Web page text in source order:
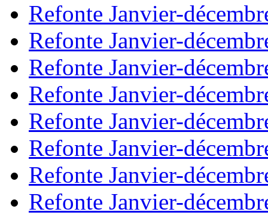
Refonte Janvier-
Refonte Janvier-
Refonte Janvier-
Refonte Janvier-
Refonte Janvier-
Refonte Janvier-
Refonte Janvier-
Refonte Janvier-